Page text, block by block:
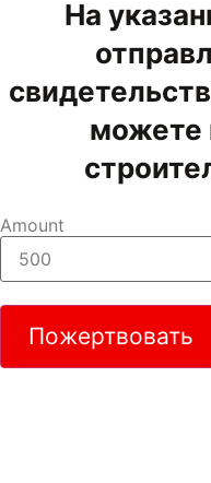
На
можете
Amount
Пожертвовать